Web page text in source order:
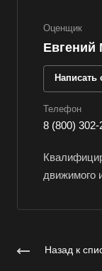
Оценщик
Евгений
Написать
Телефон
8 (800) 302-
движимого
Назад к
Вологда
Волоколамск
Волосово
Волхов
Воронеж